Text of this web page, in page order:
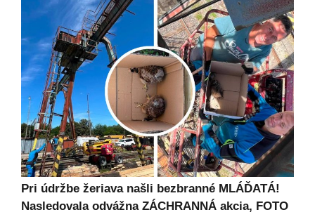
Pri údržbe žeriava našli bezbranné MLÁĎATÁ!
Nasledovala odvážna ZÁCHRANNÁ akcia, FOTO